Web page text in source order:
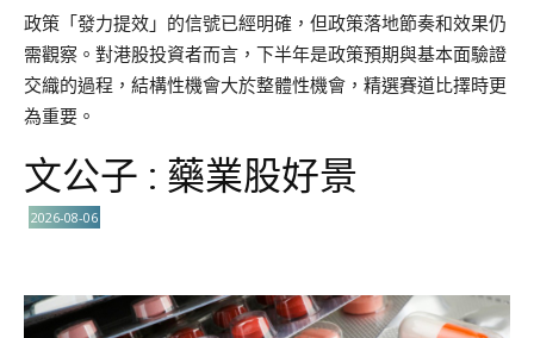
政策「發力提效」的信號已經明確，但政策落地節奏和效果仍
需觀察。對港股投資者而言，下半年是政策預期與基本面驗證
交織的過程，結構性機會大於整體性機會，精選賽道比擇時更
為重要。
文公子 : 藥業股好景
2026-08-06